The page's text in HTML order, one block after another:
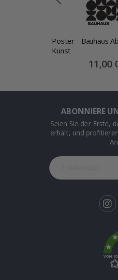
Poster - Bauhaus
Kunst
Special
Price
11,00
ABONNIERE
Seien Sie der Erste,
erhält, und
VON